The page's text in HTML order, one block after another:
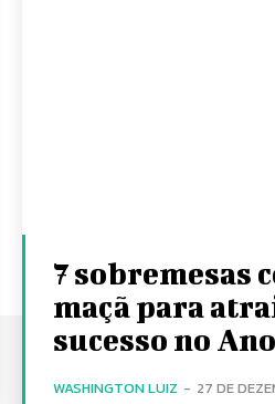
7 sobremesas
maçã para
sucesso no
WASHINGTON LUIZ - 27 DE